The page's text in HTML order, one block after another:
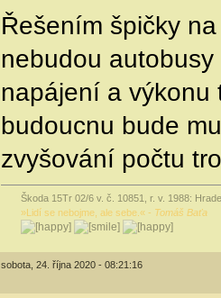
Řešením špičky
nebudou
napájení a výkonu
budoucnu bude
zvyšování počtu
Škoda 15Tr 02/6 v. č. 10851, r. v. 1988:
»Lidí se nebojme, ale sebe.« - Tomáš Baťa
sobota, 24. října 2020 - 08:21:16